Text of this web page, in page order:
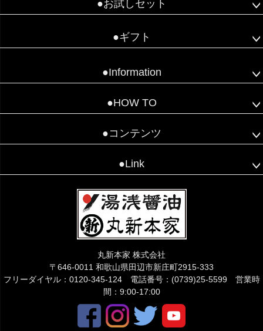
●お試しセット
●ギフト
●Information
●HOW TO
●コンテンツ
●Link
丸新本家 株式会社
〒646-0011 和歌山県田辺市新庄町2915-333
フリーダイヤル：0120-345-124 電話番号：(0739)25-5599 営業時
間：9:00-17:00